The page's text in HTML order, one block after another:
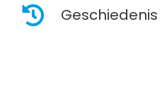
Geschiedenis